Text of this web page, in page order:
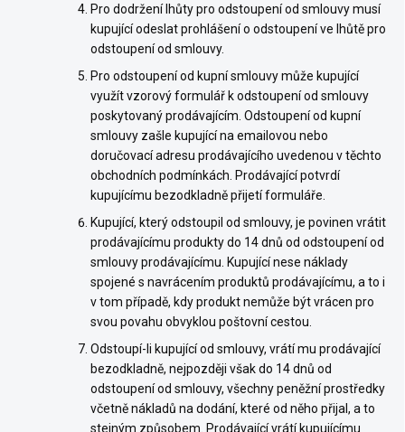
Pro dodržení lhůty pro odstoupení od smlouvy musí
kupující odeslat prohlášení o odstoupení ve lhůtě pro
odstoupení od smlouvy.
Pro odstoupení od kupní smlouvy může kupující
využít vzorový formulář k odstoupení od smlouvy
poskytovaný prodávajícím. Odstoupení od kupní
smlouvy zašle kupující na emailovou nebo
doručovací adresu prodávajícího uvedenou v těchto
obchodních podmínkách. Prodávající potvrdí
kupujícímu bezodkladně přijetí formuláře.
Kupující, který odstoupil od smlouvy, je povinen vrátit
prodávajícímu produkty do 14 dnů od odstoupení od
smlouvy prodávajícímu. Kupující nese náklady
spojené s navrácením produktů prodávajícímu, a to i
v tom případě, kdy produkt nemůže být vrácen pro
svou povahu obvyklou poštovní cestou.
Odstoupí-li kupující od smlouvy, vrátí mu prodávající
bezodkladně, nejpozději však do 14 dnů od
odstoupení od smlouvy, všechny peněžní prostředky
včetně nákladů na dodání, které od něho přijal, a to
stejným způsobem. Prodávající vrátí kupujícímu